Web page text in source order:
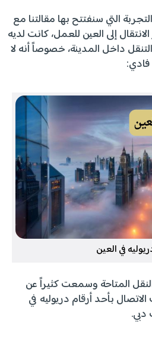
التي سنفتتح بها مقالتنا مع
إلى العين للعمل، كانت لديه
داخل المدينة، خصوصاً أنه لا
فادي:
في العين
المتاحة وسمعت كثيراً عن
بأحد أرقام دريوليه في
دبي.